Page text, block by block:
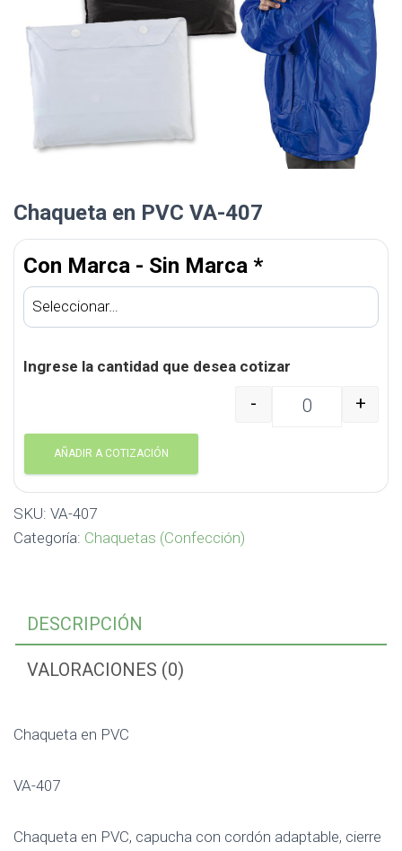
Chaqueta en PVC VA-407
Con Marca - Sin Marca *
Ingrese la cantidad que desea cotizar
Chaqueta en PVC VA-
- +
AÑADIR A COTIZACIÓN
SKU: VA-407
Categoría: Chaquetas (Confección)
DESCRIPCIÓN
VALORACIONES (0)
Chaqueta en PVC
VA-407
Chaqueta en PVC, capucha con cordón adaptable, cierre